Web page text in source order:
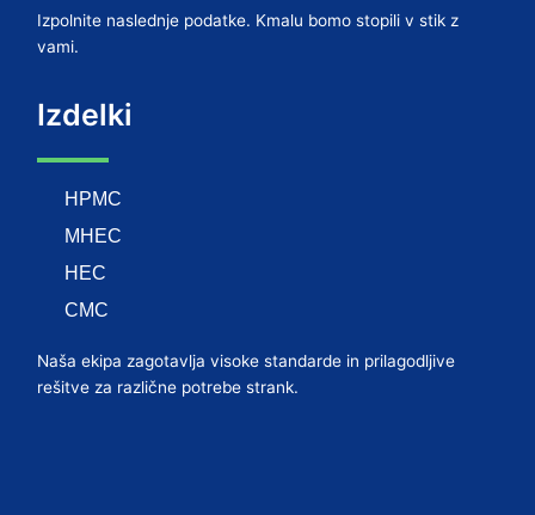
Izpolnite naslednje podatke. Kmalu bomo stopili v stik z
vami.
Izdelki
HPMC
MHEC
HEC
CMC
Naša ekipa zagotavlja visoke standarde in prilagodljive
rešitve za različne potrebe strank.